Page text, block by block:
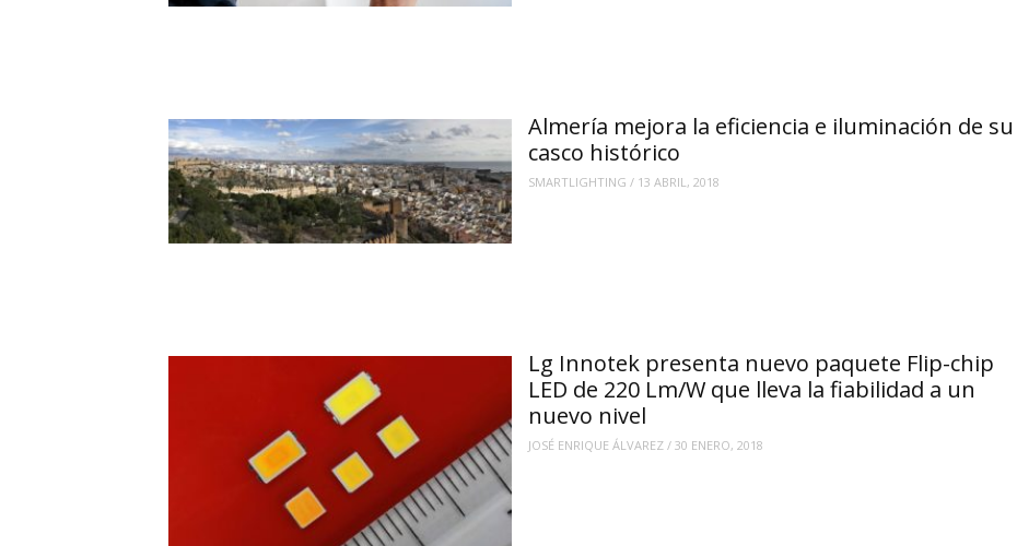
Almería mejora la eficiencia e iluminación de su
casco histórico
SMARTLIGHTING / 13 ABRIL, 2018
Lg Innotek presenta nuevo paquete Flip-chip
LED de 220 Lm/W que lleva la fiabilidad a un
nuevo nivel
JOSÉ ENRIQUE ÁLVAREZ/ 30 ENERO, 2018